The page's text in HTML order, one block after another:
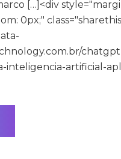
[…]<div
0px;"
inteligencia-artificial-